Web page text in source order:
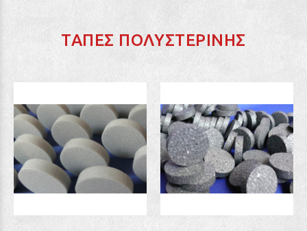
ΤΑΠΕΣ ΠΟΛΥΣΤΕΡΙΝΗΣ